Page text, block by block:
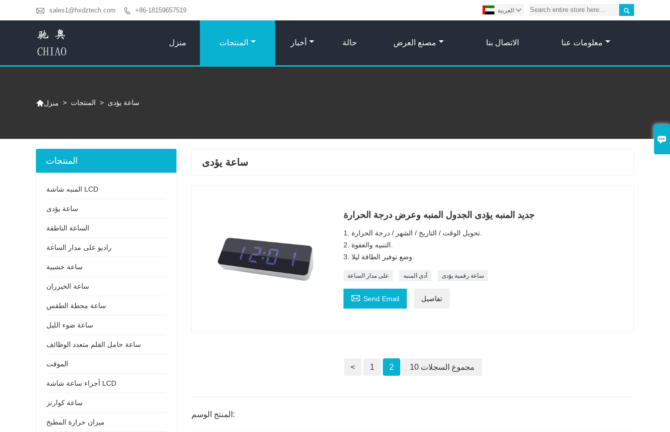

 sales1@hxdztech.com  +86-18159657519  العربية 
منزل المنتجات أخبار حالة مصنع العرض الاتصال بنا معلومات عنا
منزل > المنتجات > ساعة يؤدى
ساعة يؤدى
جديد المنبه يؤدى الجدول المنبه وعرض درجة الحرارة
1. تحويل الوقت / التاريخ / الشهر / درجة الحرارة.
2. التنبيه والغفوة.
3. وضع توفير الطاقة ليلا.
على مدار الساعة أدى المنبه ساعة رقمية يؤدى
 Send Email تفاصيل
< 1 2 10 مجموع السجلات
المنتج الوسم:
المنتجات
المنبه شاشة LCD
ساعة يؤدى
الساعة الناطقة
راديو على مدار الساعة
ساعة خشبية
ساعة الخيزران
ساعة محطة الطقس
ساعة ضوء الليل
ساعة حامل القلم متعدد الوظائف
الموقت
أجزاء ساعة شاشة LCD
ساعة كوارتز
ميزان حرارة المطبخ